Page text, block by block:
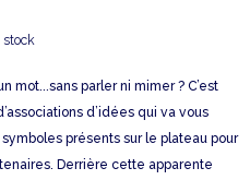
stock
mot...sans parler ni mimer ? C’est
d’idées qui va vous
présents sur le plateau pour
Derrière cette apparente